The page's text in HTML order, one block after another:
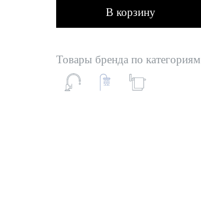
В корзину
Товары бренда по категориям